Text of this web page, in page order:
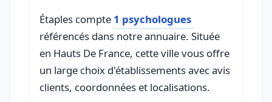
Étaples compte 1 psychologues
référencés dans notre annuaire. Située
en Hauts De France, cette ville vous offre
un large choix d'établissements avec avis
clients, coordonnées et localisations.